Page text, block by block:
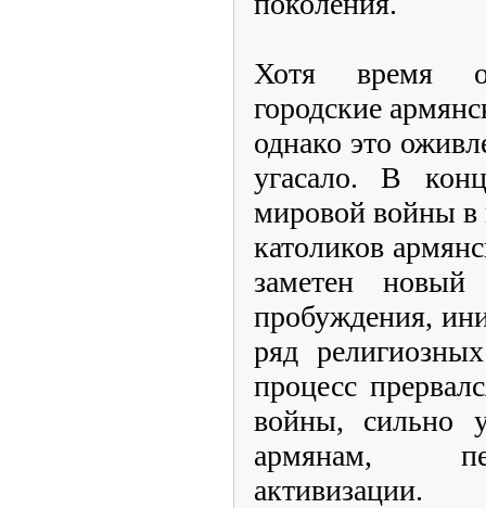
Хотя время
городские
однако это
угасало. В
мировой войны в
католиков
заметен новый
пробуждения,
ряд
процесс
войны, сильно
армянам,
активизации.